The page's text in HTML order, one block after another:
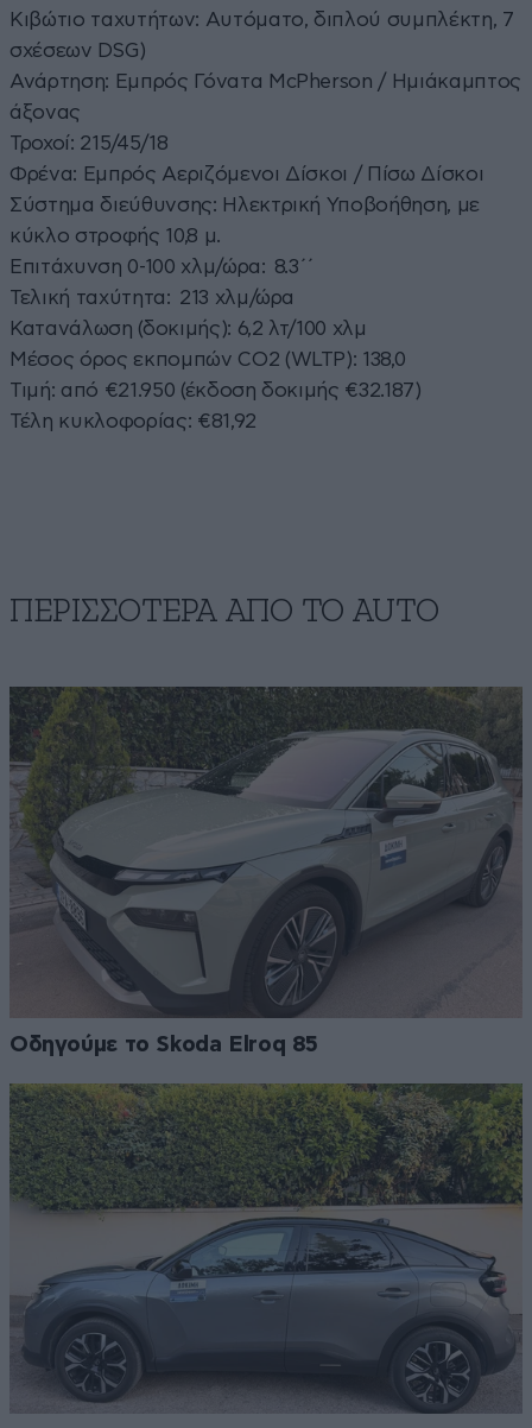
Κιβώτιο ταχυτήτων: Αυτόματο, διπλού συμπλέκτη, 7
σχέσεων DSG)
Ανάρτηση: Εμπρός Γόνατα McPherson / Ημιάκαμπτος
άξονας
Τροχοί: 215/45/18
Φρένα: Εμπρός Αεριζόμενοι Δίσκοι / Πίσω Δίσκοι
Σύστημα διεύθυνσης: Ηλεκτρική Υποβοήθηση, με
κύκλο στροφής 10,8 μ.
Επιτάχυνση 0-100 χλμ/ώρα: 8.3΄΄
Τελική ταχύτητα: 213 χλμ/ώρα
Κατανάλωση (δοκιμής): 6,2 λτ/100 χλμ
Μέσος όρος εκπομπών CO2 (WLTP): 138,0
Τιμή: από €21.950 (έκδοση δοκιμής €32.187)
Τέλη κυκλοφορίας: €81,92
ΠΕΡΙΣΣΟΤΕΡΑ ΑΠΟ ΤΟ AUTO
Οδηγούμε το Skoda Elroq 85